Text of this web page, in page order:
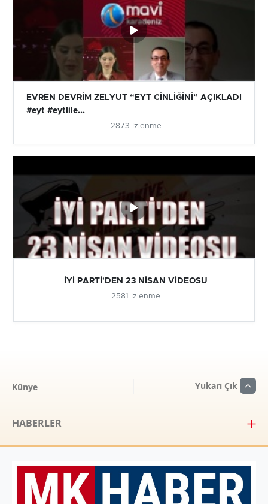
EVREN DEVRİM ZELYUT “EYT CİNLİĞİNİ” AÇIKLADI
#eyt #eytlile...
2873 İzlenme
İYİ PARTİ'DEN 23 NİSAN VİDEOSU
2581 İzlenme
Künye Yukarı Çık
HABERLER